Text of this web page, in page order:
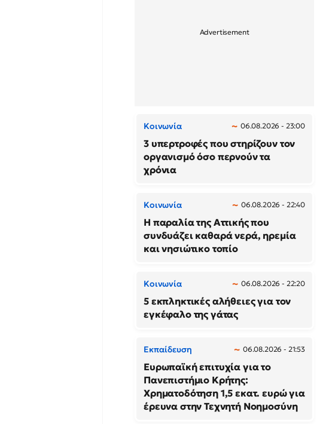
Κοινωνία 06.08.2026 - 23:00
3 υπερτροφές που στηρίζουν τον
οργανισμό όσο περνούν τα
χρόνια
Κοινωνία 06.08.2026 - 22:40
Η παραλία της Αττικής που
συνδυάζει καθαρά νερά, ηρεμία
και νησιώτικο τοπίο
Κοινωνία 06.08.2026 - 22:20
5 εκπληκτικές αλήθειες για τον
εγκέφαλο της γάτας
Εκπαίδευση 06.08.2026 - 21:53
Ευρωπαϊκή επιτυχία για το
Πανεπιστήμιο Κρήτης:
Χρηματοδότηση 1,5 εκατ. ευρώ για
έρευνα στην Τεχνητή Νοημοσύνη